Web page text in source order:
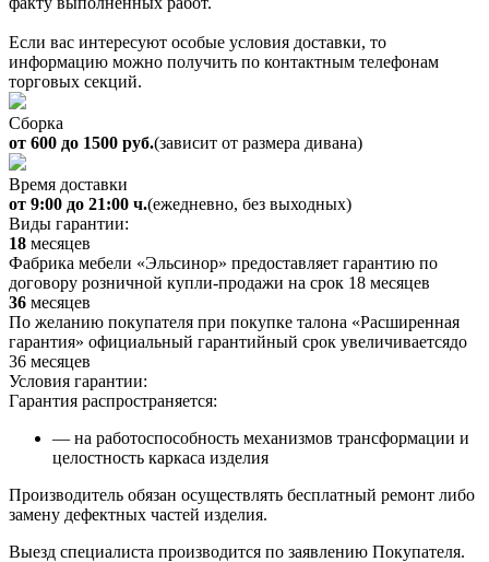
Если вас интересуют особые условия доставки, то
информацию можно получить по контактным телефонам
торговых секций.
Сборка
от 600 до 1500 руб.(зависит от размера дивана)
Время доставки
от 9:00 до 21:00 ч.(ежедневно, без выходных)
Виды гарантии:
18 месяцев
Фабрика мебели «Эльсинор» предоставляет гарантию по
договору розничной купли-продажи на срок 18 месяцев
36 месяцев
По желанию покупателя при покупке талона «Расширенная
гарантия» официальный гарантийный срок увеличиваетсядо
36 месяцев
Условия гарантии:
Гарантия распространяется:
— на работоспособность механизмов трансформации и
целостность каркаса изделия
Производитель обязан осуществлять бесплатный ремонт либо
замену дефектных частей изделия.
Выезд специалиста производится по заявлению Покупателя.